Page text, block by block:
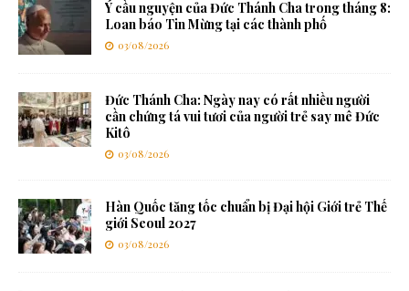
Ý cầu nguyện của Đức Thánh Cha trong tháng 8:
Loan báo Tin Mừng tại các thành phố
03/08/2026
Đức Thánh Cha: Ngày nay có rất nhiều người
cần chứng tá vui tươi của người trẻ say mê Đức
Kitô
03/08/2026
Hàn Quốc tăng tốc chuẩn bị Đại hội Giới trẻ Thế
giới Seoul 2027
03/08/2026